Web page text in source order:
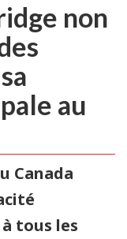
non
au
Canada
tous les